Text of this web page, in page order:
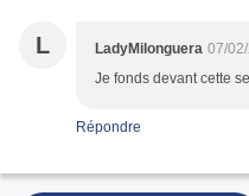
L LadyMilonguera 07/
Je fonds devant cette
Répondre